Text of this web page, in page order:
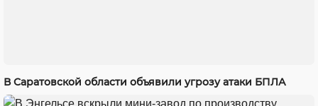
В Саратовской области объявили угрозу атаки БПЛА